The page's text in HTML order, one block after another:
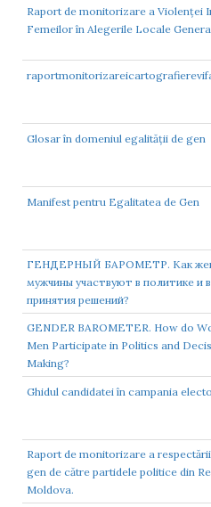
Raport de monitorizare a Violenței
Femeilor în Alegerile Locale
Glosar în domeniul egalităţii de gen
Manifest pentru Egalitatea de Gen
ГЕНДЕРНЫЙ БАРОМЕТР. Как
мужчины участвуют в политике и
принятия решений?
GENDER BAROMETER. How do
Men Participate in Politics and
Making?
Ghidul candidatei în campania
Raport de monitorizare a
gen de către partidele politice din
Moldova.